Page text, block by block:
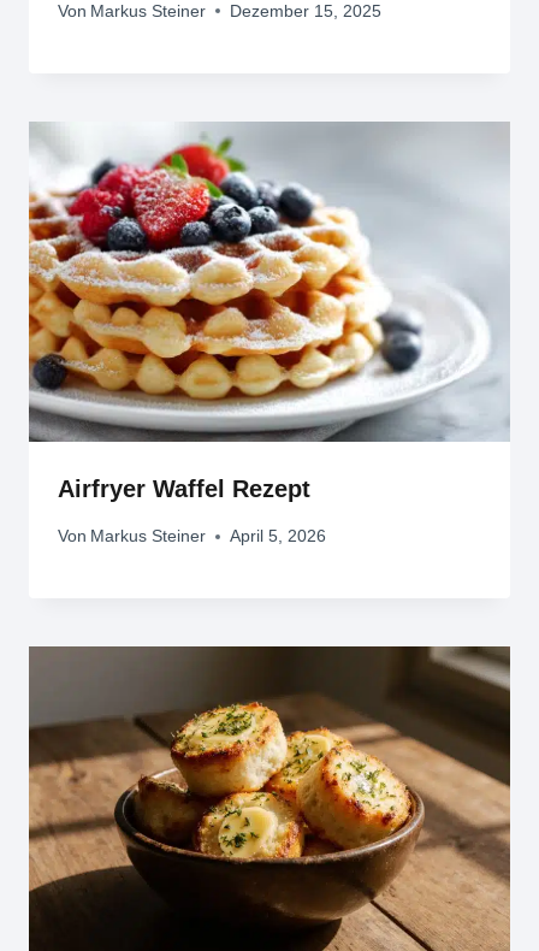
Von Markus Steiner Dezember 15, 2025
Airfryer Waffel Rezept
Von Markus Steiner April 5, 2026